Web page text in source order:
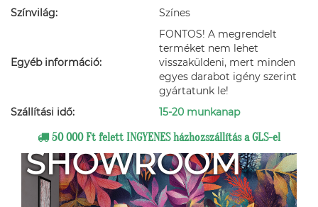
Színvilág:
Színes
Egyéb információ:
FONTOS! A megrendelt
terméket nem lehet
visszaküldeni, mert minden
egyes darabot igény szerint
gyártatunk le!
Szállítási idő:
15-20 munkanap
50 000 Ft felett INGYENES házhozszállítás a GLS-el
SHOWROOM